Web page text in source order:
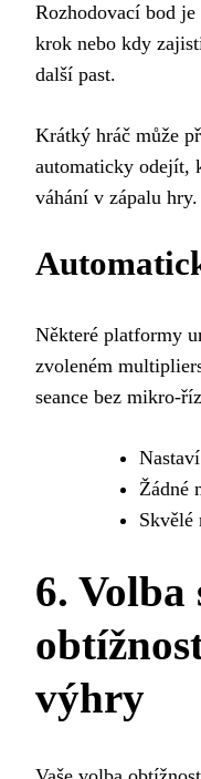
Rozhodovací bod
krok nebo kdy
další past.
Krátký hráč může
automaticky odejít,
váhání v zápalu hry.
Některé platformy
zvoleném
seance bez
Žádné
Skvělé
6. Volba
výhry